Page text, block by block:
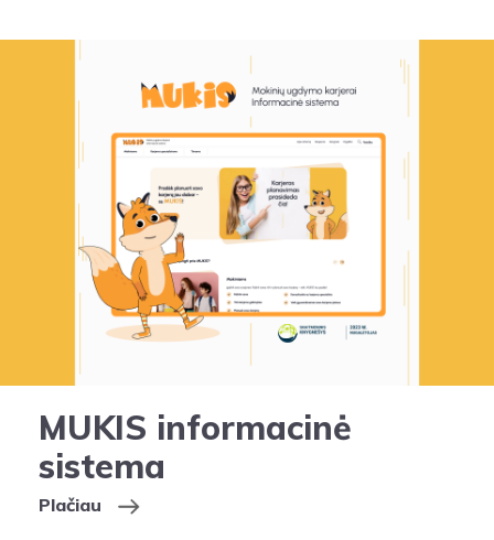
MUKIS informacinė
sistema
Plačiau